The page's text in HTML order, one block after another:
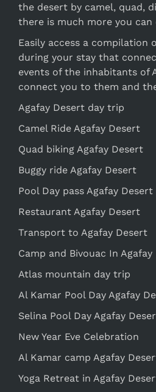
the desert by camel, quad,
there is much more you can
Easily access a compilation
during your stay that
events of the inhabitants of
connect you to them and
Agafay Desert day trip
Camel Ride Agafay Desert
Quad biking Agafay Desert
Buggy ride Agafay Desert
Pool Day pass Agafay Desert
Restaurant Agafay Desert
Transport to Agafay Desert
Camp and Bivouac In
Atlas mountain day trip
Al Kamar Pool Day Agafay
Selina Pool Day Agafay
New Year Eve Celebration
Al Kamar camp Agafay
Yoga Retreat in Agafay